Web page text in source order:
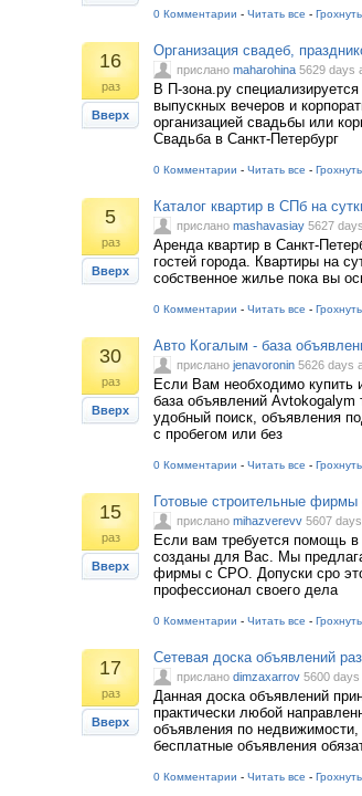
0 Комментарии - Читать все - Грохнуть
16
раз
Вверх
Организация свадеб,
прислано maharohina 5629 days
В П-зона.ру
выпускных вечеров и
организацией свадьбы или
Свадьба в Санкт-Петербург
0 Комментарии - Читать все - Грохнуть
5
раз
Вверх
Каталог квартир в СПб на
прислано mashavasiay 5627
Аренда квартир в Санкт-
гостей города. Квартиры на
собственное жилье пока вы
0 Комментарии - Читать все - Грохнуть
30
раз
Вверх
Авто Когалым - база
прислано jenavoronin 5626 days
Если Вам необходимо купить
база объявлений
удобный поиск, объявления
с пробегом или без
0 Комментарии - Читать все - Грохнуть
15
раз
Вверх
Готовые строительные фирмы
прислано mihazverevv 5607
Если вам требуется помощь
созданы для Вас. Мы
фирмы с СРО. Допуски сро
профессионал своего дела
0 Комментарии - Читать все - Грохнуть
17
раз
Вверх
Сетевая доска объявлений
прислано dimzaxarrov 5600
Данная доска объявлений
практически любой
объявления по
бесплатные объявления
0 Комментарии - Читать все - Грохнуть